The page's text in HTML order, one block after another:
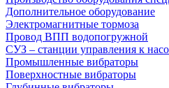
Дополнительное оборудование
Электромагнитные тормоза
Провод ВПП водопогружной
СУЗ – станции управления к
Промышленные вибраторы
Поверхностные вибраторы